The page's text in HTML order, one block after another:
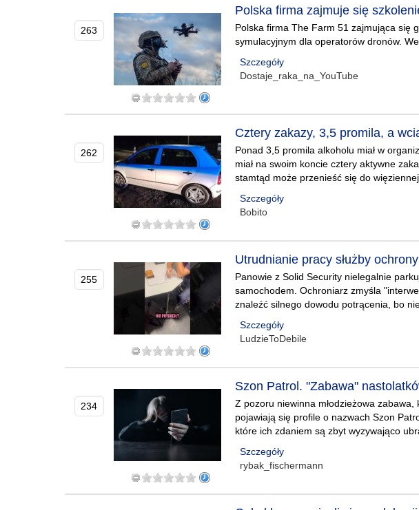
263
Polska firma zajmuje się
Polska firma The Farm 51 zajmująca się
symulacyjnym dla operatorów dronów.
Szczegóły
Dostaje_raka_na_YouTube
262
Cztery zakazy, 3,5 promila, a
Ponad 3,5 promila alkoholu miał w
miał na swoim koncie cztery aktywne
stamtąd może przenieść się do więziennej
Szczegóły
Bobito
255
Utrudnianie pracy służby ochrony
Panowie z Solid Security nielegalnie
samochodem. Ochroniarz zmyśla
znaleźć silnego dowodu potrącenia, bo
Szczegóły
LudzieToDebile
234
Szon Patrol. "Zabawa"
Z pozoru niewinna młodzieżowa
pojawiają się profile o nazwach Szon
które ich zdaniem są zbyt wyzywająco
Szczegóły
rybak_fischermann